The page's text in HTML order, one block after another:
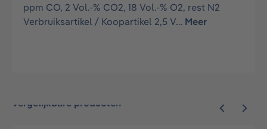
ppm CO, 2 Vol.-% CO2, 18 Vol.-% O2, rest N2
Verbruiksartikel / Koopartikel 2,5 V… Meer
Vergelijkbare producten